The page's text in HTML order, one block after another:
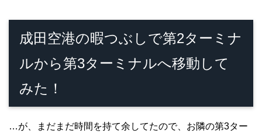
成田空港の暇つぶしで第2ターミナ
ルから第3ターミナルへ移動して
みた！
…が、まだまだ時間を持て余してたので、お隣の第3ター